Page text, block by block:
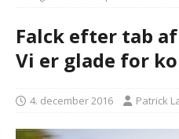
Falck efter tab
Vi er glade for
4. december 2016 Patrick